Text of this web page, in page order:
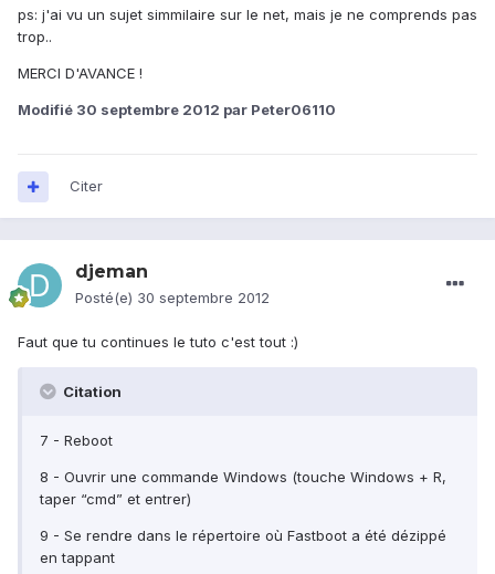
ps: j'ai vu un sujet simmilaire sur le net, mais je ne comprends pas
trop..
MERCI D'AVANCE !
Modifié 30 septembre 2012 par Peter06110
Citer
djeman
Posté(e) 30 septembre 2012
Faut que tu continues le tuto c'est tout :)
Citation
7 - Reboot
8 - Ouvrir une commande Windows (touche Windows + R,
taper “cmd” et entrer)
9 - Se rendre dans le répertoire où Fastboot a été dézippé
en tappant